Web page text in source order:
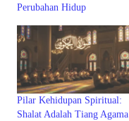
Perubahan Hidup
Pilar Kehidupan Spiritual:
Shalat Adalah Tiang Agama